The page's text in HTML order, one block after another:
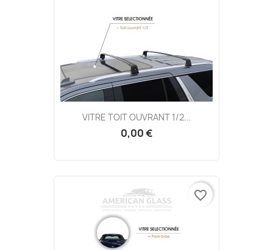
VITRE TOIT OUVRANT 1/2...
0,00 €
favorite_border